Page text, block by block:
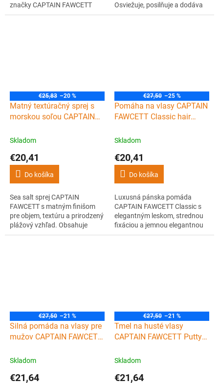
značky CAPTAIN FAWCETT
Booze & Baccy, ktorá vznikla v
Osviežuje, posilňuje a dodáva
vlasom aj pokožke hlavy
€25,83 –20 %
Matný textúračný sprej s
morskou soľou CAPTAIN
250 ml
Skladom
€20,41
Do košíka
Sea salt sprej CAPTAIN
FAWCETT s matným finišom
pre objem, textúru a prirodzený
plážový vzhľad. Obsahuje
morské minerály a dodá
€27,50 –25 %
Pomáha na vlasy CAPTAIN
FAWCETT Classic hair
Skladom
€20,41
Do košíka
Luxusná pánska pomáda
CAPTAIN FAWCETT Classic s
elegantným leskom, strednou
fixáciou a jemnou elegantnou
vôňou. Na vodnej báze - skvelá
€27,50 –21 %
Silná pomáda na vlasy pre
mužov CAPTAIN FAWCETT
Skladom
€21,64
€27,50 –21 %
Tmel na husté vlasy
CAPTAIN FAWCETT Putty
Skladom
€21,64